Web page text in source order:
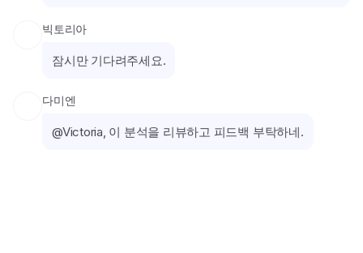
빅토리아
잠시만 기다려주세요.
다미엔
@Victoria, 이 분석을 리뷰하고 피드백 부탁하네.